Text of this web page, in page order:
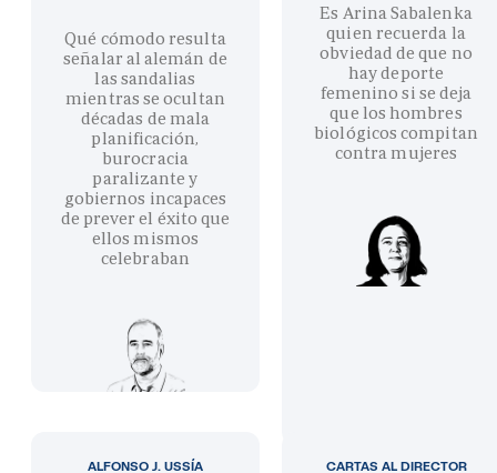
Qué cómodo resulta
señalar al alemán de
las sandalias
mientras se ocultan
décadas de mala
planificación,
burocracia
paralizante y
gobiernos incapaces
de prever el éxito que
ellos mismos
celebraban
Es Arina Sabalenka
quien recuerda la
obviedad de que no
hay deporte
femenino si se deja
que los hombres
biológicos compitan
contra mujeres
ALFONSO J. USSÍA CARTAS AL DIRECTOR